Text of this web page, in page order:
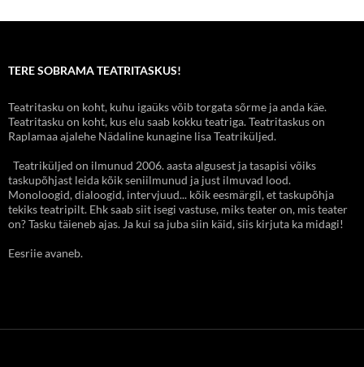
TERE SOBRAMA TEATRITASKUS!
Teatritasku on koht, kuhu igaüks võib torgata sõrme ja anda käe.
Teatritasku on koht, kus elu saab kokku teatriga. Teatritaskus on
Raplamaa ajalehe Nädaline kunagine lisa Teatriküljed.
Teatriküljed on ilmunud 2006. aasta algusest ja tasapisi võiks
taskupõhjast leida kõik seniilmunud ja just ilmuvad lood.
Monoloogid, dialoogid, intervjuud... kõik eesmärgil, et taskupõhja
tekiks teatripilt. Ehk saab siit isegi vastuse, miks teater on, mis teater
on? Tasku täieneb ajas. Ja kui sa juba siin käid, siis kirjuta ka midagi!
Eesriie avaneb.